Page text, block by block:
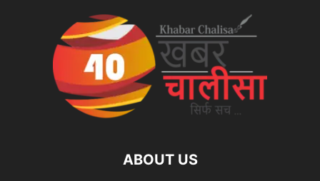
ABOUT US